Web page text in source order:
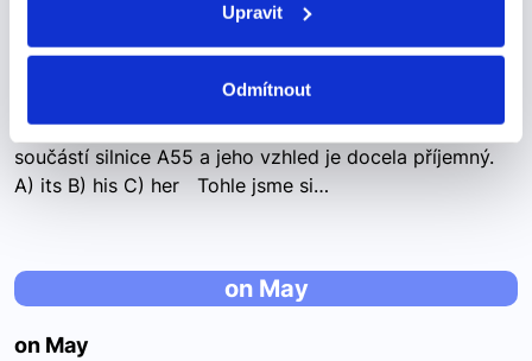
Upravit
Odmítnout
Pojďme se podívat na správné řešení
The current bridge is now part of the road A55 and its
appearance is quite pleasing.Současný most je nyní
součástí silnice A55 a jeho vzhled je docela příjemný.
A) its B) his C) her Tohle jsme si…
on May
on May